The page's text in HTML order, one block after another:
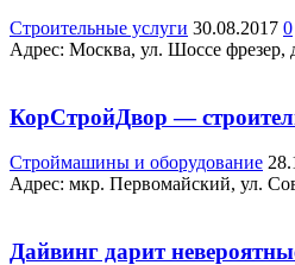
Строительные услуги 30.08.2017 0
Адрес: Москва, ул. Шоссе
КорСтройДвор —
Строймашины и оборудование
Адрес: мкр. Первомайский, ул.
Дайвинг дарит